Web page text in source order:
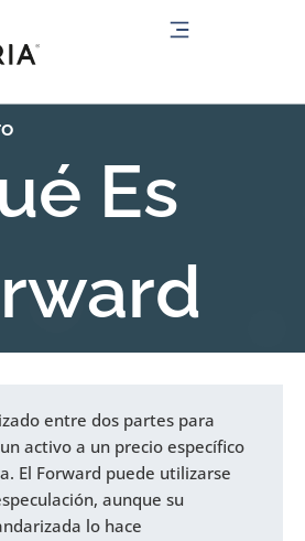
Es
entre dos partes para
activo a un precio específico
El Forward puede utilizarse
aunque su
lo hace